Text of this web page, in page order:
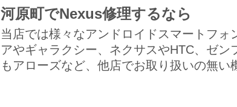
河原町でNexus修理するなら
当店では様々なアンドロイドスマートフ
アやギャラクシー、ネクサスやHTC、ゼ
もアローズなど、他店でお取り扱いの無い